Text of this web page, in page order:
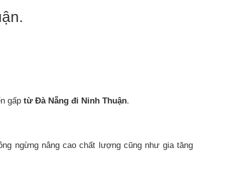
gấp từ Đà Nẵng đi Ninh Thuận.
ngừng nâng cao chất lượng cũng như gia tăng